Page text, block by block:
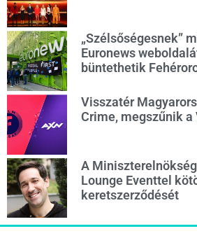
„Szélsőségesnek”
Euronews
büntethetik
Visszatér
Crime, megszűnik a
A
Lounge Eventtel
keretszerződését